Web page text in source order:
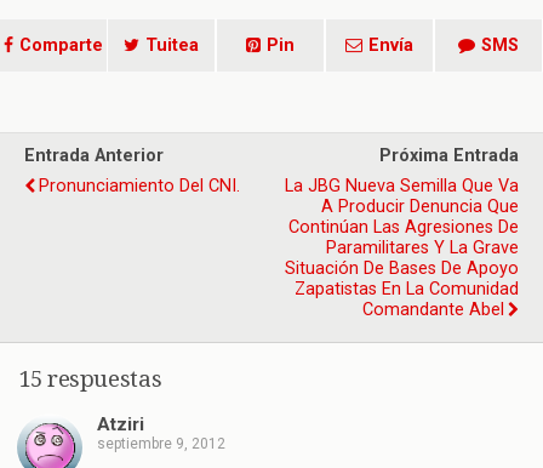
Comparte Tuitea Pin Envía SMS
Entrada Anterior
Pronunciamiento Del CNI.
Próxima Entrada
La JBG Nueva Semilla Que Va
A Producir Denuncia Que
Continúan Las Agresiones De
Paramilitares Y La Grave
Situación De Bases De Apoyo
Zapatistas En La Comunidad
Comandante Abel
15 respuestas
Atziri
septiembre 9, 2012